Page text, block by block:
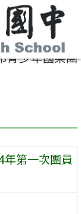
青少年國樂團
第一次團員